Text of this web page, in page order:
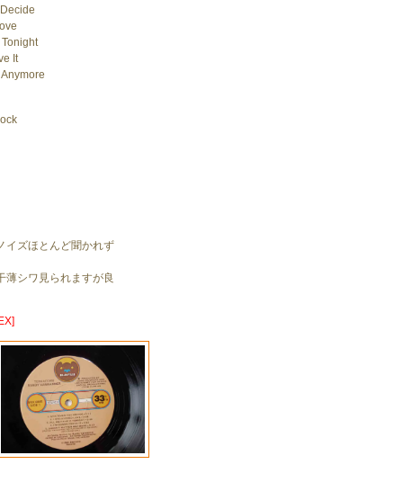
It
イズほとんど聞かれず
薄シワ見られますが良